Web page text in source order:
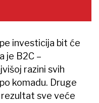
investicija bit će
je B2C –
razini svih
komadu. Druge
sve veće